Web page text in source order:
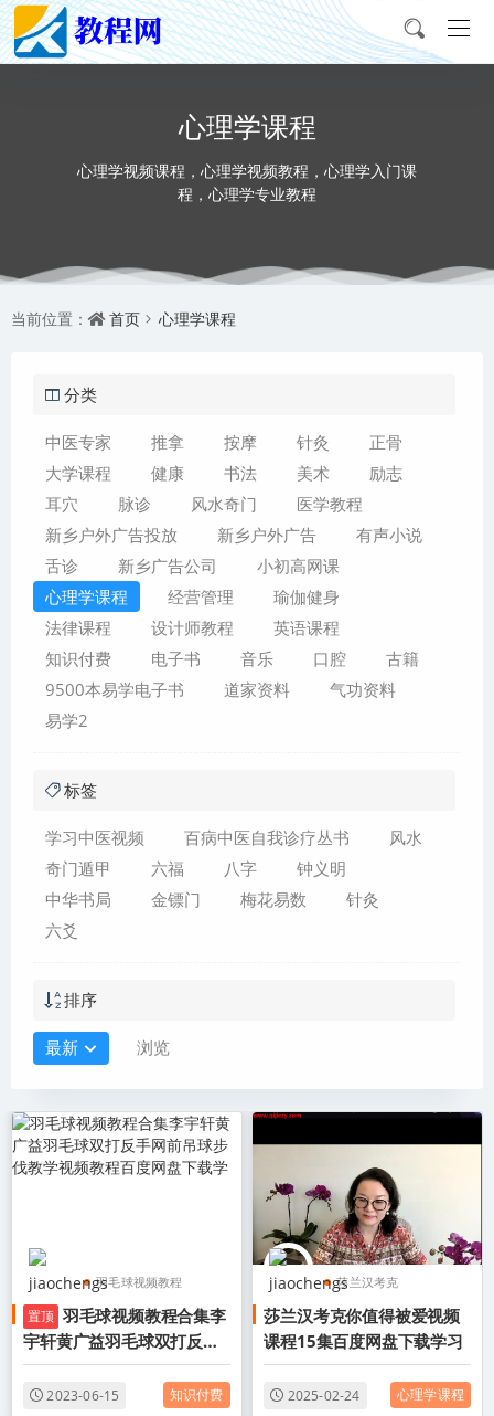
心理学课程
心理学视频课程，心理学视频教程，心理学入门课
程，心理学专业教程
当前位置： 首页 心理学课程
分类
中医专家 推拿 按摩 针灸
正骨
大学课程
健康 书法 美术
励志
耳穴
脉诊 风水奇门
医学教程
新乡户外广告投放
新乡户外广告
有声小说
舌诊
新乡广告公司
小初高网课
心理学课程
经营管理
瑜伽健身
法律课程
设计师教程
英语课程
知识付费
电子书 音乐 口腔
古籍
9500本易学电子书
道家资料
气功资料
易学2
标签
学习中医视频 百病中医自我诊疗丛书
风水
奇门遁甲
六福 八字
钟义明
中华书局
金镖门 梅花易数
针灸
六爻
排序
最新 浏览
羽毛球视频教程
羽毛球教程
李宇轩羽毛球教程
置顶 羽毛球视频教程合集李
宇轩黄广益羽毛球双打反手
网前吊球步伐教学视频教程
百度网盘下载学
2023-06-15 知识付费
莎兰汉考克
莎兰汉考克你值得被爱
莎兰汉考克你值得被爱
网盘
莎兰汉考克你值得被爱视频
课程15集百度网盘下载学习
2025-02-24 心理学课程